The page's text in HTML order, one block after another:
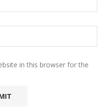
in this browser for the